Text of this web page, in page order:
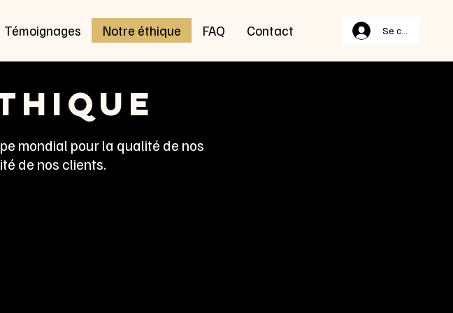
Témoignages Notre éthique FAQ Contact Se connecter
mondial pour la qualité de nos
de nos clients.
dans le domaine esthétique en
les plus grands instituts de beauté.
d’équipements esthétiques haut de
conceptrice de l’appareil Procyon,
esthétiques professionnels.